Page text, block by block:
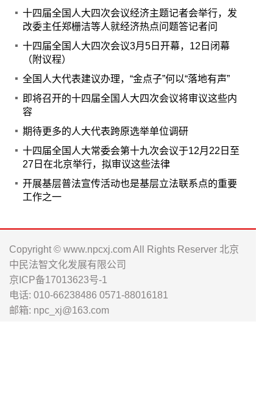
十四届全国人大四次会议经济主题记者会举行，发
改委主任郑栅洁等人就经济热点问题答记者问
十四届全国人大四次会议3月5日开幕，12日闭幕
（附议程）
全国人大代表建议办理，“金点子”何以“落地有声”
即将召开的十四届全国人大四次会议将审议这些内
容
期待更多的人大代表跨原选举单位调研
十四届全国人大常委会第十九次会议于12月22日至
27日在北京举行，拟审议这些法律
开展基层普法宣传活动也是基层立法联系点的重要
工作之一
Copyright © www.npcxj.com All Rights Reserver 北京
中民法智文化发展有限公司
京ICP备17013623号-1
电话: 010-66238486 0571-88016181
邮箱: npc_xj@163.com